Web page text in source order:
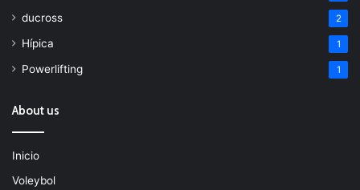
ducross 2
Hípica 1
Powerlifting 1
About us
Inicio
Voleybol